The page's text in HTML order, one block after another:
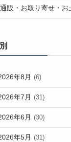
通販・お取り寄せ・お
年8月 (6)
年7月 (31)
年6月 (30)
年5月 (31)